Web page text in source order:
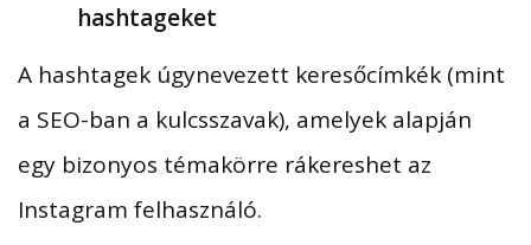
hashtageket
A hashtagek úgynevezett keresőcímkék (mint
a SEO-ban a kulcsszavak), amelyek alapján
egy bizonyos témakörre rákereshet az
Instagram felhasználó.